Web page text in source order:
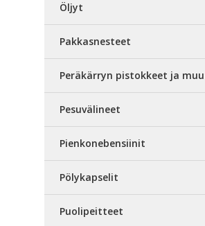
Öljyt
Pakkasnesteet
Peräkärryn pistokkeet ja
Pesuvälineet
Pienkonebensiinit
Pölykapselit
Puolipeitteet